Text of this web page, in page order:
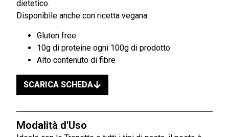
dietetico.
Disponibile anche con ricetta vegana.
Gluten free
10g di proteine ogni 100g di prodotto
Alto contenuto di fibre
SCARICA SCHEDA
Modalità d'Uso